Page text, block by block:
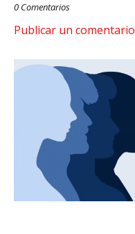
0 Comentarios
Publicar un comentario